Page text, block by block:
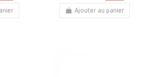
Ajouter au panier